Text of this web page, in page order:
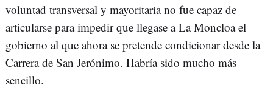
voluntad transversal y mayoritaria no fue capaz de
articularse para impedir que llegase a La Moncloa el
gobierno al que ahora se pretende condicionar desde la
Carrera de San Jerónimo. Habría sido mucho más
sencillo.